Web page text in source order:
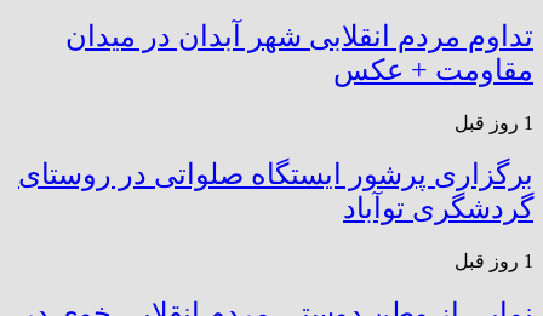
تداوم مردم انقلابی شهر آبدان در میدان
مقاومت + عکس
1 روز قبل
برگزاری پرشور ایستگاه صلواتی در روستای
گردشگری توآباد
1 روز قبل